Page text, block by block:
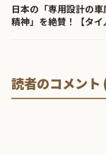
日本の「専用設計の
精神」を絶賛！【タイ
読者のコメント